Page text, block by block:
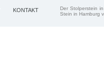
KONTAKT
Der Stolperstein
Stein in Hamburg